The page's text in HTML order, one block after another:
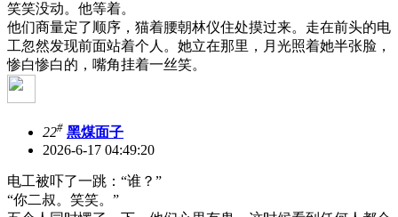
笑笑没动。他等着。
他们商量定了顺序，猫着腰朝林仪住处摸过来。走在前头的电
工忽然发现前面站着个人。她立在那里，月光照着她半张脸，
惨白惨白的，嘴角挂着一丝笑。
22# 黑煤面子
2026-6-17 04:49:20
电工被吓了一跳：“谁？”
“你二叔。笑笑。”